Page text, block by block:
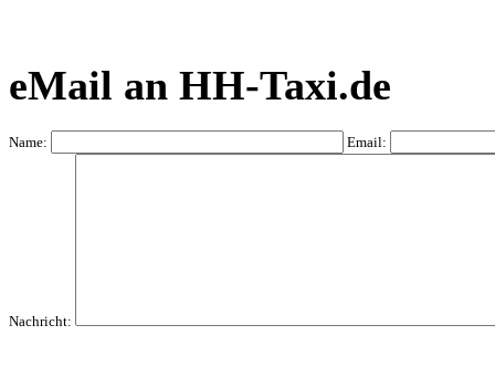
eMail an HH-Taxi.de
Name: Email:
Nachricht: